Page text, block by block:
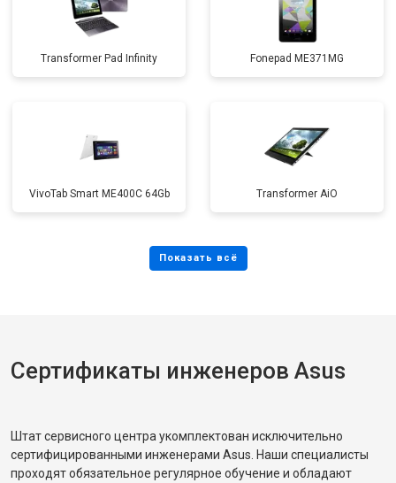
Transformer Pad Infinity Fonepad ME371MG
VivoTab Smart ME400C 64Gb Transformer AiO
Сертификаты инженеров Asus
Штат сервисного центра укомплектован исключительно
сертифицированными инженерами Asus. Наши специалисты
проходят обязательное регулярное обучение и обладают